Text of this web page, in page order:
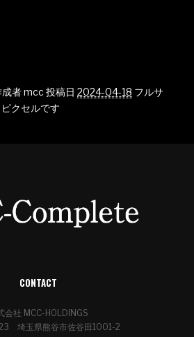
成者mcc投稿日 2024-04-18 フルサ
ピクセルです
CONTACT
会社 MCC-HOLDINGS
埼玉県熊谷市佐谷田1001-2